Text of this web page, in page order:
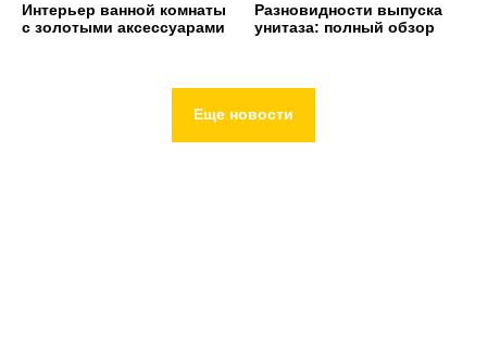
Интерьер ванной комнаты
с золотыми аксессуарами
Разновидности выпуска
унитаза: полный обзор
Еще новости